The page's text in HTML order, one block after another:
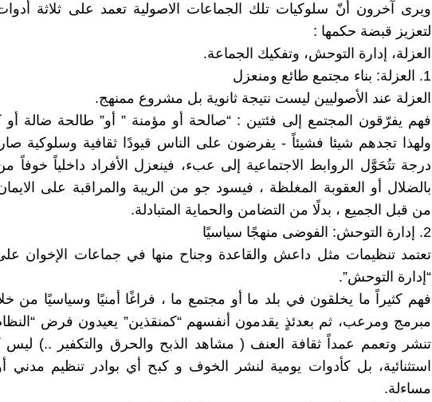
ويرى آخرون أنّ سلوكيات تلك الجماعات الاصولية تعمد على ثلاثة
لتعزيز قبضة حكمها :
العزلة، إدارة التوحش، وتفكيك الجماعة.
1. العزلة: بناء مجتمع طائع ومنعزل
العزلة عند الأصوليين ليست نتيجة ثانوية بل مشروع ممنهج.
فهم يفرّقون المجتمع إلى فئتين : “صالحة أو مؤمنة ” أو” طالحة ضالة أو
ولهذا تجدهم شيئا فشيئاً - يفرضون على الناس قيودًا ثقافية وسلوكية
درجة تتُحَوَّل الروابط الاجتماعية إلى عبء، فينعزل الأفراد داخلياً خوفاً
بالضلال أو العقوبة المغلظة ، فيسود جو من الريبة والمراقبة على
من قبل الجميع ، بدلًا من التضامن والحماية المتبادلة.
2. إدارة التوحش: الفوضى منهجًا سياسيًا
تعتمد تنظيمات مثل داعش والقاعدة وجناح منها في جماعات الإخوان
“إدارة التوحش”.
فهم كثيراً ما يخلقون في بلد ما أو مجتمع ما ، فراغًا أمنيًا وسياسيًا من
مبرمج ومرعب، ثم بعدئذٍ يقدمون أنفسهم “كمنقذين” يعيدون فرض
تنشر وتعمم عمداً ثقافة العنف ( مشاهد الذبح والحرق والتكفير ..)
استثنائية، بل كأدوات يومية لنشر الخوف و كبح أي بوادر تنظيم مدني
مساءلة.